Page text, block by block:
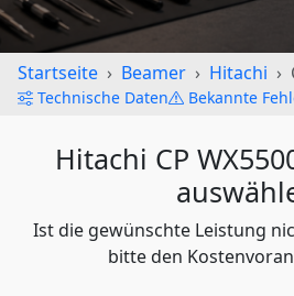
Startseite Beamer Hitachi
Technische Daten Bekannte
Hitachi CP
Ist die gewünschte Leistung
bitte den